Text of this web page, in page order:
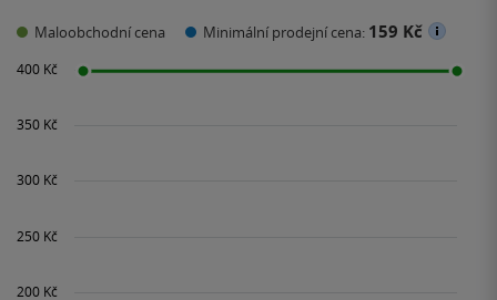
Maloobchodní cena Minimální prodejní cena: 159 Kč